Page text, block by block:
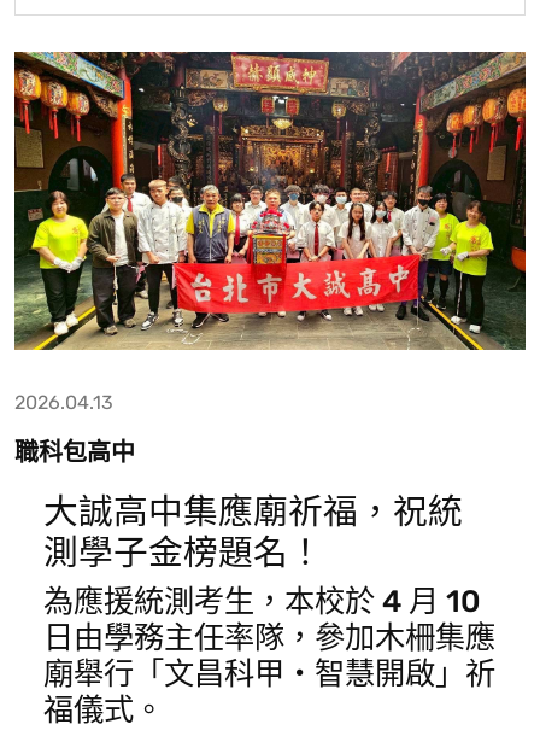
2026.04.13
職科包高中
大誠高中集應廟祈福，祝統
測學子金榜題名！
為應援統測考生，本校於 4 月 10
日由學務主任率隊，參加木柵集應
廟舉行「文昌科甲・智慧開啟」祈
福儀式。